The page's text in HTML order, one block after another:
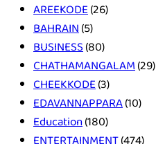
AREEKODE(26)
BAHRAIN(5)
BUSINESS(80)
CHATHAMANGALAM(29)
CHEEKKODE(3)
EDAVANNAPPARA(10)
Education(180)
ENTERTAINMENT(474)